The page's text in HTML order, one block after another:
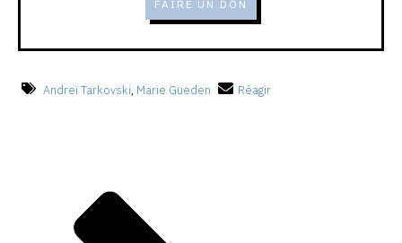
FAIRE UN DON
Andreï Tarkovski, Marie Gueden Réagir